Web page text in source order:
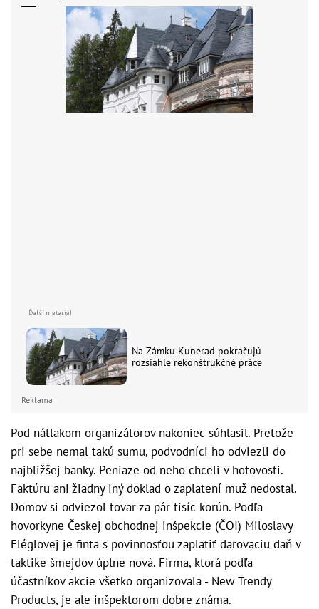
Na Zámku Kunerad pokračujú
rozsiahle rekonštrukčné práce
Reklama
Pod nátlakom organizátorov nakoniec súhlasil. Pretože
pri sebe nemal takú sumu, podvodníci ho odviezli do
najbližšej banky. Peniaze od neho chceli v hotovosti.
Faktúru ani žiadny iný doklad o zaplatení muž nedostal.
Domov si odviezol tovar za pár tisíc korún. Podľa
hovorkyne Českej obchodnej inšpekcie (ČOI) Miloslavy
Fléglovej je finta s povinnosťou zaplatiť darovaciu daň v
taktike šmejdov úplne nová. Firma, ktorá podľa
účastníkov akcie všetko organizovala - New Trendy
Products, je ale inšpektorom dobre známa.